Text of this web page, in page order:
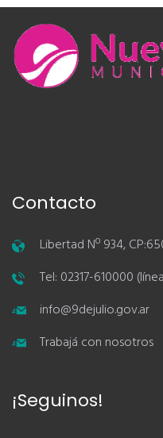
Contacto
Libertad Nº 934,
Tel: 02317-610000
info@9dejulio.gov.ar
Trabajá con nosotros
¡Seguinos!